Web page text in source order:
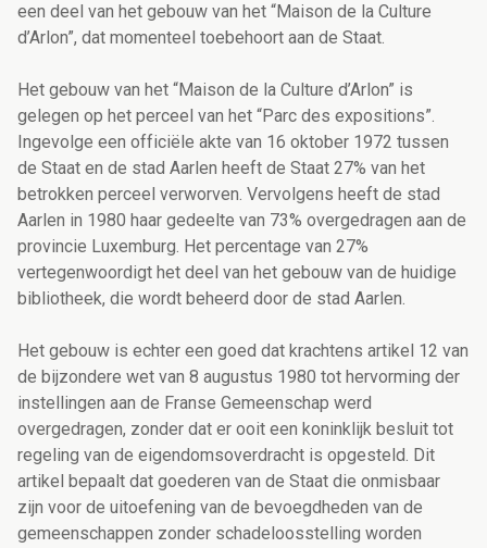
een deel van het gebouw van het “Maison de la Culture
d’Arlon”, dat momenteel toebehoort aan de Staat.
Het gebouw van het “Maison de la Culture d’Arlon” is
gelegen op het perceel van het “Parc des expositions”.
Ingevolge een officiële akte van 16 oktober 1972 tussen
de Staat en de stad Aarlen heeft de Staat 27% van het
betrokken perceel verworven. Vervolgens heeft de stad
Aarlen in 1980 haar gedeelte van 73% overgedragen aan de
provincie Luxemburg. Het percentage van 27%
vertegenwoordigt het deel van het gebouw van de huidige
bibliotheek, die wordt beheerd door de stad Aarlen.
Het gebouw is echter een goed dat krachtens artikel 12 van
de bijzondere wet van 8 augustus 1980 tot hervorming der
instellingen aan de Franse Gemeenschap werd
overgedragen, zonder dat er ooit een koninklijk besluit tot
regeling van de eigendomsoverdracht is opgesteld. Dit
artikel bepaalt dat goederen van de Staat die onmisbaar
zijn voor de uitoefening van de bevoegdheden van de
gemeenschappen zonder schadeloosstelling worden